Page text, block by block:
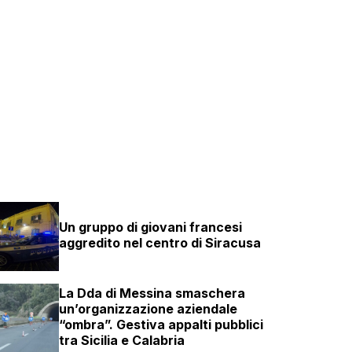
Un gruppo di giovani francesi
aggredito nel centro di Siracusa
La Dda di Messina smaschera
un’organizzazione aziendale
“ombra”. Gestiva appalti pubblici
tra Sicilia e Calabria